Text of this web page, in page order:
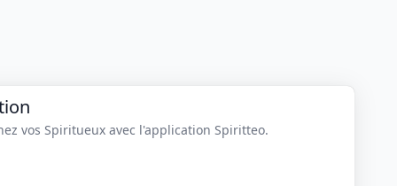
vos Spiritueux avec l'application Spiritteo.